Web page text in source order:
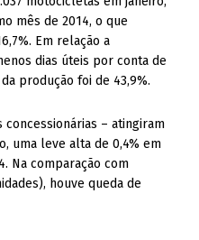
mês de 2014, o que
Em relação a
dias úteis por conta de
produção foi de 43,9%.
concessionárias – atingiram
uma leve alta de 0,4% em
Na comparação com
houve queda de